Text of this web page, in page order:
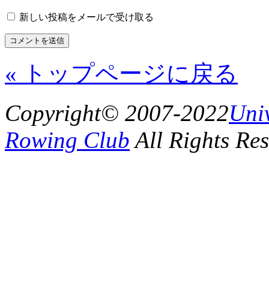
新しい投稿をメールで受け取る
« トップページに戻る
Copyright© 2007-2022
Rowing ClubAll Rights